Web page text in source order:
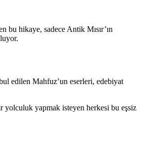
bu hikaye, sadece Antik Mısır’ın
edilen Mahfuz’un eserleri, edebiyat
yolculuk yapmak isteyen herkesi bu eşsiz